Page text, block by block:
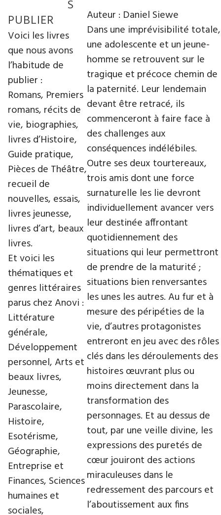
Auteur : Daniel Siewe
Dans une imprévisibilité totale,
une adolescente et un jeune-
homme se retrouvent sur le
tragique et précoce chemin de
la paternité. Leur lendemain
devant être retracé, ils
commenceront à faire face à
des challenges aux
conséquences indélébiles.
Outre ses deux tourtereaux,
trois amis dont une force
surnaturelle les lie devront
individuellement avancer vers
leur destinée affrontant
quotidiennement des
situations qui leur permettront
de prendre de la maturité ;
situations bien renversantes
les unes les autres. Au fur et à
mesure des péripéties de la
vie, d’autres protagonistes
entreront en jeu avec des rôles
clés dans les déroulements des
histoires œuvrant plus ou
moins directement dans la
transformation des
personnages. Et au dessus de
tout, par une veille divine, les
expressions des puretés de
cœur jouiront des actions
miraculeuses dans le
redressement des parcours et
l’aboutissement aux fins
S
PUBLIER
Voici les livres
que nous avons
l’habitude de
publier :
Romans, Premiers
romans, récits de
vie, biographies,
livres d’Histoire,
Guide pratique,
Pièces de Théâtre,
recueil de
nouvelles, essais,
livres jeunesse,
livres d’art, beaux
livres.
Et voici les
thématiques et
genres littéraires
parus chez Anovi :
Littérature
générale,
Développement
personnel, Arts et
beaux livres,
Jeunesse,
Parascolaire,
Histoire,
Esotérisme,
Géographie,
Entreprise et
Finances, Sciences
humaines et
sociales,